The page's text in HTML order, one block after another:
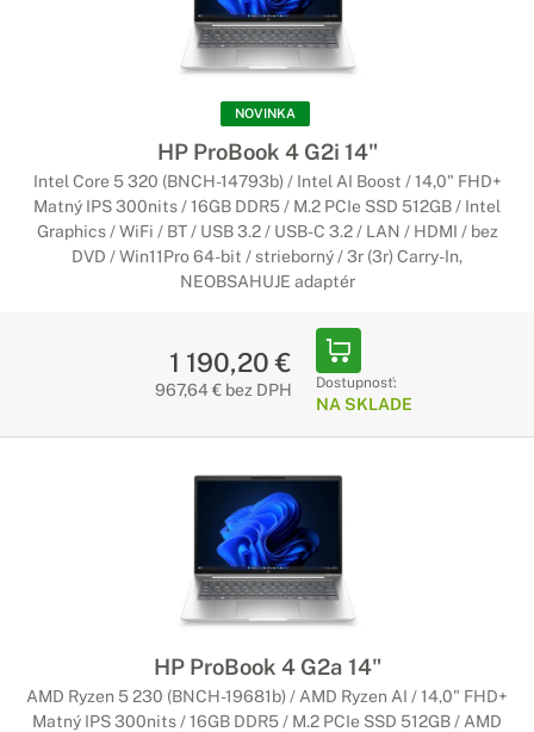
NOVINKA
HP ProBook 4 G2i 14"
Intel Core 5 320 (BNCH-14793b) / Intel AI Boost / 14,0" FHD+
Matný IPS 300nits / 16GB DDR5 / M.2 PCIe SSD 512GB / Intel
Graphics / WiFi / BT / USB 3.2 / USB-C 3.2 / LAN / HDMI / bez
DVD / Win11Pro 64-bit / strieborný / 3r (3r) Carry-In,
NEOBSAHUJE adaptér
1 190,20 €
967,64 € bez DPH Dostupnosť:
NA SKLADE
HP ProBook 4 G2a 14"
AMD Ryzen 5 230 (BNCH-19681b) / AMD Ryzen AI / 14,0" FHD+
Matný IPS 300nits / 16GB DDR5 / M.2 PCIe SSD 512GB / AMD